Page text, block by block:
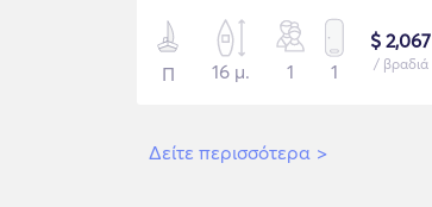
Π 16 μ. 1 1
$ 2,067
/ βραδιά
Δείτε περισσότερα >